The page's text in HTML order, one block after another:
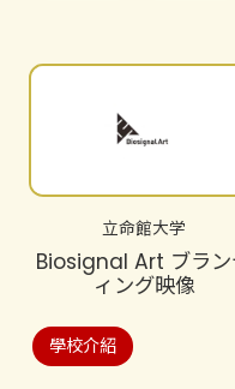
立命館大学
Biosignal Art ブラ
ィング映像
學校介紹